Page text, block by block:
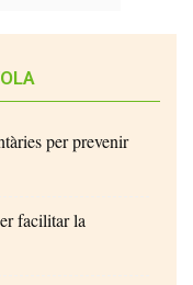
per prevenir
facilitar la